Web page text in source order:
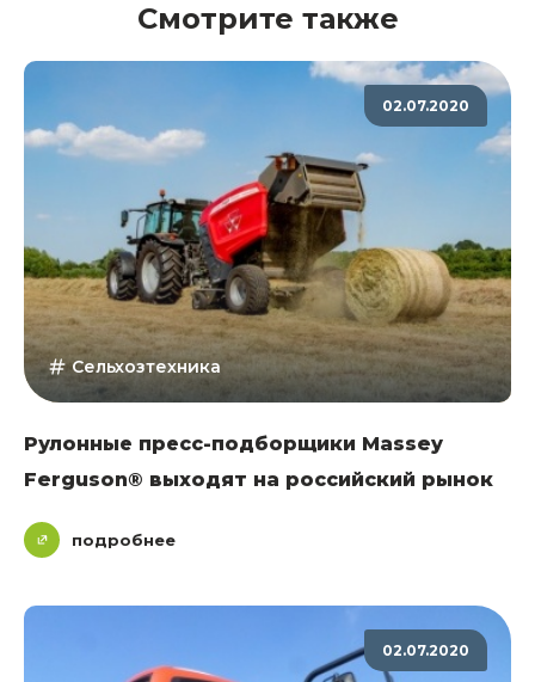
Смотрите также
02.07.2020
Сельхозтехника
Рулонные пресс-подборщики Massey
Ferguson® выходят на российский рынок
подробнее
02.07.2020